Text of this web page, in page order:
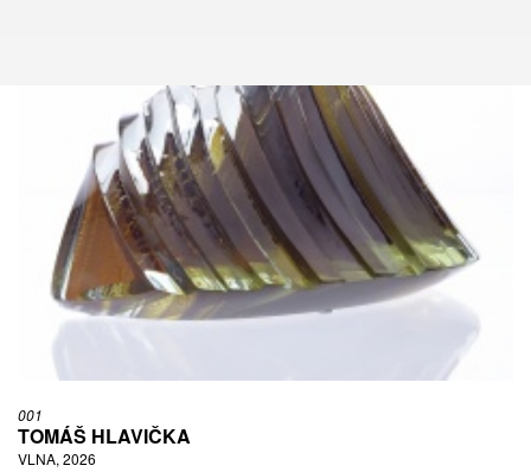
JOSEF HOSPODKA, PŘIPSÁNO
(1923 - 1989)
VELKÁ MÍSA, NEDATOVÁNO
sklo barevné, hutně tvarované, mírné známky užívání | 9 x 34 x 34
VYDRAŽENO ZA:
001
TOMÁŠ HLAVIČKA
VLNA, 2026